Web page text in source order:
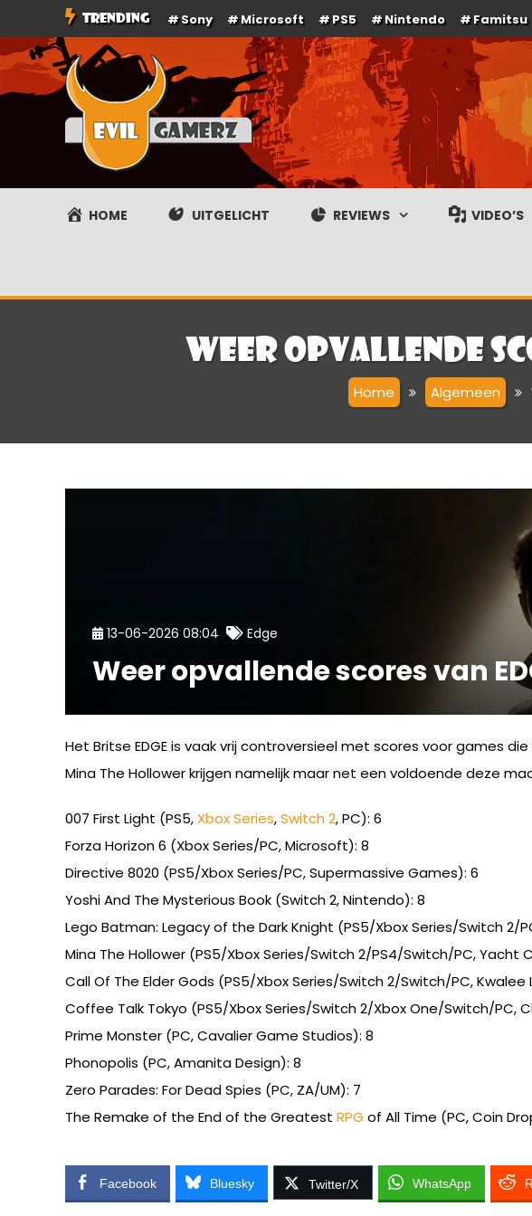
naar
de
TRENDING Sony Microsoft PS5 Nintendo Famitsu
Evilgamerz
Het meest interessante game nieuws, reviews, coverage en gameplay streams
HOME UITGELICHT REVIEWS VIDEO’S
Weer opvallende
Home Algemeen
13-06-2026 08:04 Edge
Weer opvallende scores van
Het Britse EDGE is vaak vrij controversieel met scores voor games
Mina The Hollower krijgen namelijk maar net een voldoende deze
007 First Light (PS5, Xbox Series,Switch 2, PC): 6
Forza Horizon 6 (Xbox Series/PC, Microsoft): 8
Directive 8020 (PS5/Xbox Series/PC, Supermassive Games): 6
Yoshi And The Mysterious Book (Switch 2, Nintendo): 8
Lego Batman: Legacy of the Dark Knight (PS5/Xbox Series/Switch 2/
Mina The Hollower (PS5/Xbox Series/Switch 2/PS4/Switch/PC, Yacht
Call Of The Elder Gods (PS5/Xbox Series/Switch 2/Switch/PC, Kwalee
Coffee Talk Tokyo (PS5/Xbox Series/Switch 2/Xbox One/Switch/PC,
Prime Monster (PC, Cavalier Game Studios): 8
Phonopolis (PC, Amanita Design): 8
Zero Parades: For Dead Spies (PC, ZA/UM): 7
The Remake of the End of the Greatest RPG of All Time (PC, Coin
Facebook Bluesky Twitter/X WhatsApp